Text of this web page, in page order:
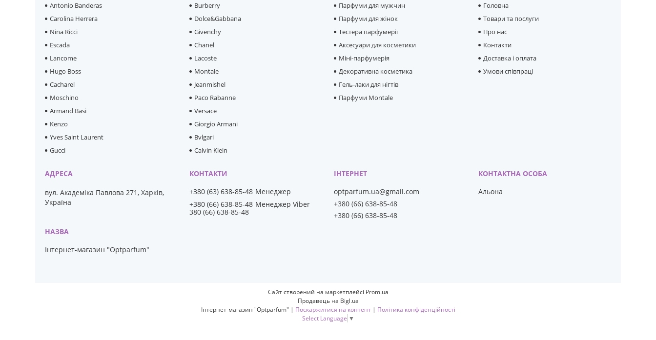
Antonio Banderas
Carolina Herrera
Nina Ricci
Escada
Lancome
Hugo Boss
Cacharel
Moschino
Armand Basi
Kenzo
Yves Saint Laurent
Gucci
Burberry
Dolce&Gabbana
Givenchy
Chanel
Lacoste
Montale
Jeanmishel
Paco Rabanne
Versace
Giorgio Armani
Bvlgari
Calvin Klein
Парфуми для мужчин
Парфуми для жінок
Тестера парфумерії
Аксесуари для косметики
Міні-парфумерія
Декоративна косметика
Гель-лаки для нігтів
Парфуми Montale
Головна
Товари та послуги
Про нас
Контакти
Доставка і оплата
Умови співпраці
вул. Академіка Павлова 271, Харків,
Україна
Інтернет-магазин "Optparfum"
+380 (63) 638-85-48 Менеджер
+380 (66) 638-85-48 Менеджер Viber
380 (66) 638-85-48
optparfum.ua@gmail.com
+380 (66) 638-85-48
+380 (66) 638-85-48
Альона
Сайт створений на маркетплейсі Prom.ua
Продавець на Bigl.ua
Інтернет-магазин "Optparfum" | Поскаржитися на контент | Політика конфіденційності
Select Language ▼